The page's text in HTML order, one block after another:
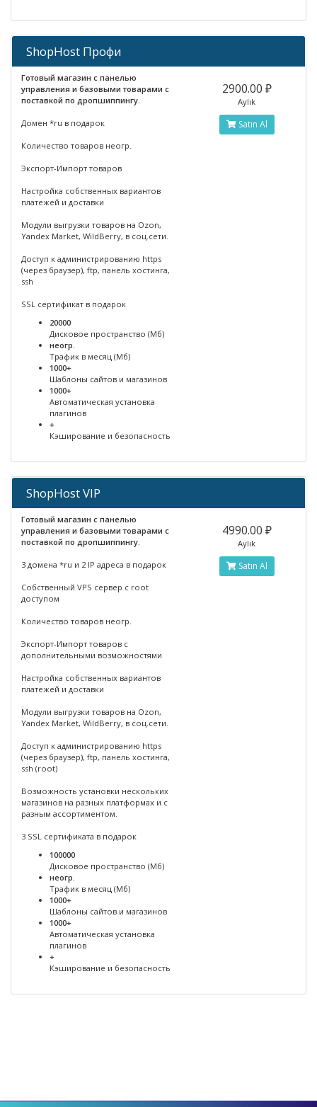
ShopHost Профи
Готовый магазин с панелью
управления и базовыми товарами с
поставкой по дропшиппингу.
Домен *ru в подарок
Количество товаров неогр.
Экспорт-Импорт товаров
Настройка собственных вариантов
платежей и доставки
Модули выгрузки товаров на Ozon,
Yandex Market, WildBerry, в соц.сети.
Доступ к администрированию https
(через браузер), ftp, панель хостинга,
ssh
SSL сертификат в подарок
20000
Дисковое пространство (Мб)
неогр.
Трафик в месяц (Мб)
1000+
Шаблоны сайтов и магазинов
1000+
Автоматическая установка
плагинов
+
Кэширование и безопасность
2900.00 ₽
Aylık
Satın Al
ShopHost VIP
Готовый магазин с панелью
управления и базовыми товарами с
поставкой по дропшиппингу.
3 домена *ru и 2 IP адреса в подарок
Собственный VPS сервер с root
доступом
Количество товаров неогр.
Экспорт-Импорт товаров с
дополнительными возможностями
Настройка собственных вариантов
платежей и доставки
Модули выгрузки товаров на Ozon,
Yandex Market, WildBerry, в соц.сети.
Доступ к администрированию https
(через браузер), ftp, панель хостинга,
ssh (root)
Возможность установки нескольких
магазинов на разных платформах и с
разным ассортиментом.
3 SSL сертификата в подарок
100000
Дисковое пространство (Мб)
неогр.
Трафик в месяц (Мб)
1000+
Шаблоны сайтов и магазинов
1000+
Автоматическая установка
плагинов
+
Кэширование и безопасность
4990.00 ₽
Aylık
Satın Al